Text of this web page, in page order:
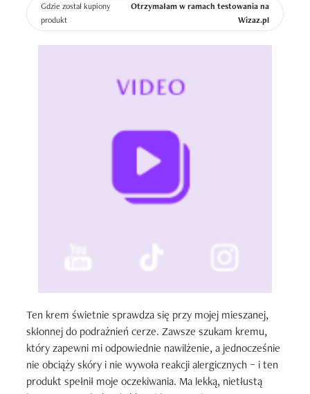
Gdzie został kupiony
produkt
Otrzymałam w ramach testowania na
Wizaz.pl
Ten krem świetnie sprawdza się przy mojej mieszanej,
skłonnej do podrażnień cerze. Zawsze szukam kremu,
który zapewni mi odpowiednie nawilżenie, a jednocześnie
nie obciąży skóry i nie wywoła reakcji alergicznych – i ten
produkt spełnił moje oczekiwania. Ma lekką, nietłustą